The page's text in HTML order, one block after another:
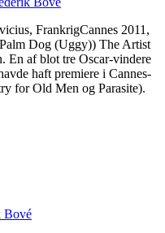
FrankrigCannes 2011,
Dog (Uggy)) The Artist
En af blot tre Oscar-vindere
haft premiere i Cannes-
for Old Men og Parasite).
Bové